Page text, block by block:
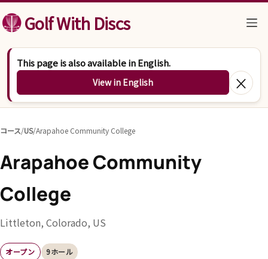
コンテンツへスキップ
Golf With Discs
This page is also available in English.
View in English ×
コース/US/Arapahoe Community College
Arapahoe Community
College
Littleton, Colorado, US
オープン 9ホール